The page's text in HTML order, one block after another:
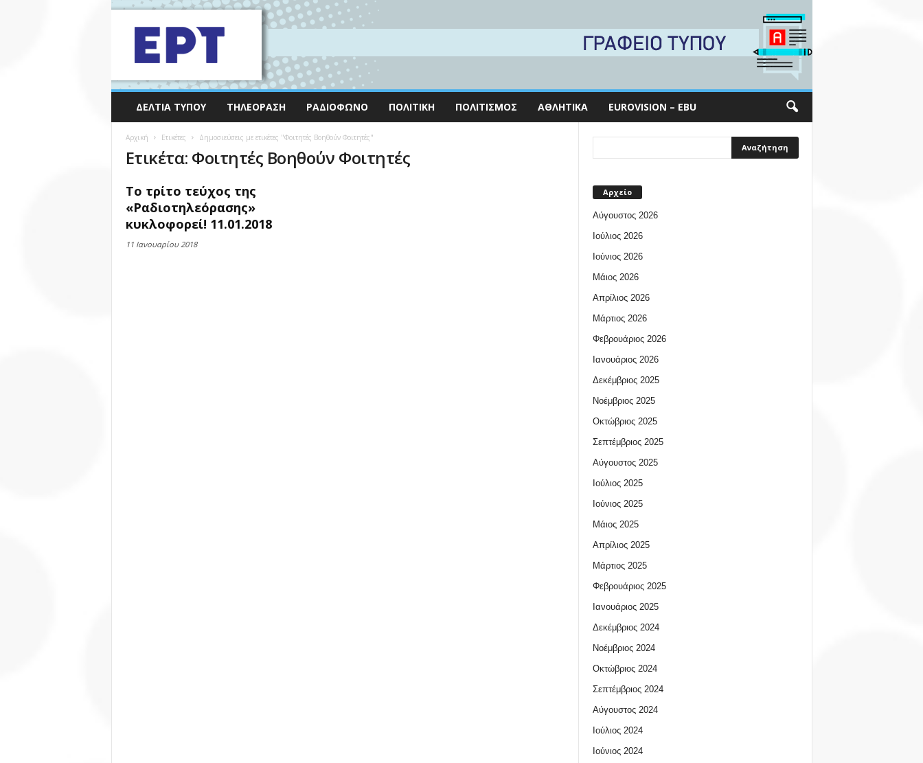
ΔΕΛΤΊΑ ΤΎΠΟΥ ΤΗΛΕΌΡΑΣΗ ΡΑΔΙΌΦΩΝΟ ΠΟΛΙΤΙΚΉ ΠΟΛΙΤΙΣΜΌΣ ΑΘΛΗΤΙΚΆ EUROVISION – EBU
Αρχική Ετικέτες Δημοσιεύσεις με ετικέτες "Φοιτητές Βοηθούν Φοιτητές"
Ετικέτα: Φοιτητές Βοηθούν Φοιτητές
Το τρίτο τεύχος της
«Ραδιοτηλεόρασης»
κυκλοφορεί! 11.01.2018
11 Ιανουαρίου 2018
Αρχείο
Αύγουστος 2026
Ιούλιος 2026
Ιούνιος 2026
Μάιος 2026
Απρίλιος 2026
Μάρτιος 2026
Φεβρουάριος 2026
Ιανουάριος 2026
Δεκέμβριος 2025
Νοέμβριος 2025
Οκτώβριος 2025
Σεπτέμβριος 2025
Αύγουστος 2025
Ιούλιος 2025
Ιούνιος 2025
Μάιος 2025
Απρίλιος 2025
Μάρτιος 2025
Φεβρουάριος 2025
Ιανουάριος 2025
Δεκέμβριος 2024
Νοέμβριος 2024
Οκτώβριος 2024
Σεπτέμβριος 2024
Αύγουστος 2024
Ιούλιος 2024
Ιούνιος 2024